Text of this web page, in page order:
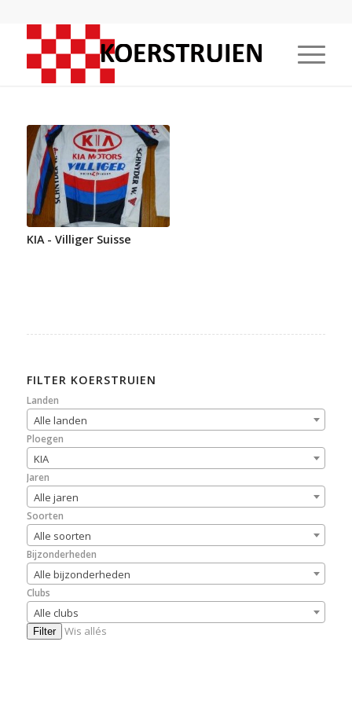
KIA - Villiger Suisse
FILTER KOERSTRUIEN
Landen
Alle landen
Ploegen
KIA
Jaren
Alle jaren
Soorten
Alle soorten
Bijzonderheden
Alle bijzonderheden
Clubs
Alle clubs
Filter Wis allés